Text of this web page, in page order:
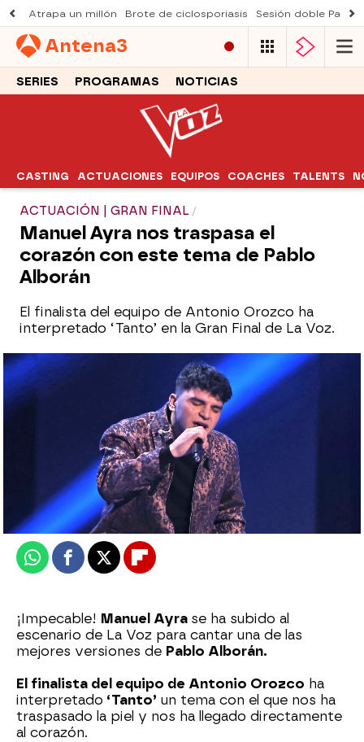
Atrapa un millón Brote de ciclosporiasis Sesión doble
Antena3
SERIES PROGRAMAS NOTICIAS
CASTING ACTUACIONES EQUIPOS COACHES TALENTS
ACTUACIÓN | GRAN FINAL
Manuel Ayra nos traspasa el
corazón con este tema de Pablo
Alborán
El finalista del equipo de Antonio Orozco ha
interpretado ‘Tanto’ en la Gran Final de La Voz.
Celia Gil
Publicado: 21 de diciembre de 2024, 00:14
WhatsappFacebook
X Flipboard
¡Impecable! Manuel Ayra se ha subido al
escenario de La Voz para cantar una de las
mejores versiones de Pablo Alborán.
El finalista del equipo de Antonio Orozco ha
interpretado ‘Tanto’ un tema con el que nos ha
traspasado la piel y nos ha llegado directamente
al corazón.